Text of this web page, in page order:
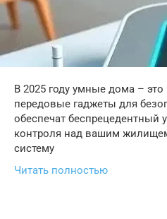
В 2025 году умные дома –
передовые гаджеты для
обеспечат беспрецедентный
контроля над вашим
систему
Читать полностью